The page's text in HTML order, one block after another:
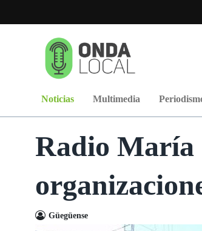
Noticias Multimedia
Radio María
Güegüense